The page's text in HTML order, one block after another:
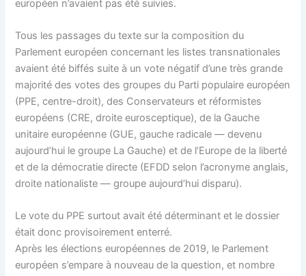
européen n’avaient pas été suivies.
Tous les passages du texte sur la composition du
Parlement européen concernant les listes transnationales
avaient été biffés suite à un vote négatif d’une très grande
majorité des votes des groupes du Parti populaire européen
(PPE, centre-droit), des Conservateurs et réformistes
européens (CRE, droite eurosceptique), de la Gauche
unitaire européenne (GUE, gauche radicale — devenu
aujourd’hui le groupe La Gauche) et de l’Europe de la liberté
et de la démocratie directe (EFDD selon l’acronyme anglais,
droite nationaliste — groupe aujourd’hui disparu).
Le vote du PPE surtout avait été déterminant et le dossier
était donc provisoirement enterré.
Après les élections européennes de 2019, le Parlement
européen s’empare à nouveau de la question, et nombre